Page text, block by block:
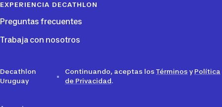
EXPERIENCIA DECATHLON
Preguntas frecuentes
Trabaja con nosotros
Decathlon
Uruguay
Continuando, aceptas los Términos y Política
de Privacidad.